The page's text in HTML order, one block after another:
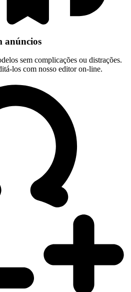
anúncios
sem complicações ou distrações.
los com nosso editor on-line.